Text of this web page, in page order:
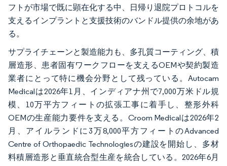
フトが市場で既に顕在化する中、日帰り退院プロトコルを
支えるインプラントと支援技術のバンドル提供の余地があ
る。
サプライチェーンと製造能力も、多孔質コーティング、積
層造形、患者固有ワークフローを支えるOEMや契約製造
業者にとって特に機会分野として残っている。Autocam
Medicalは2026年1月、インディアナ州で7,000万米ドル規
模、10万平方フィートの拡張工事に着手し、整形外科
OEMの生産能力要件を支える。Croom Medicalは2026年2
月、アイルランドに3万8,000平方フィートのAdvanced
Centre of Orthopaedic Technologiesの建設を開始し、多材
料積層造形と垂直統合型生産を統合している。2026年6月